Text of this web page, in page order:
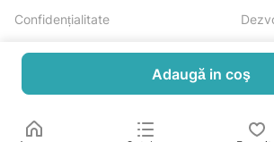
Confidențialitate
Adaugă in coş